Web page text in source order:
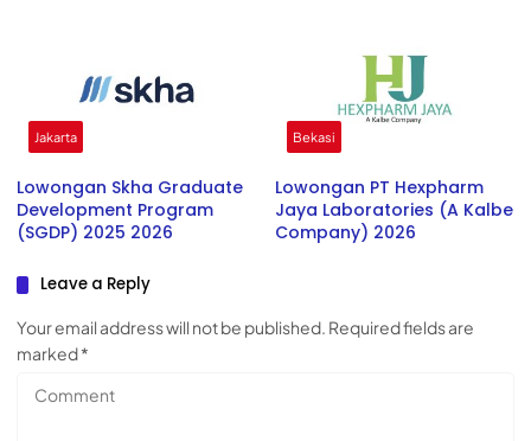
Jakarta
Lowongan Skha Graduate
Development Program
(SGDP) 2025 2026
Bekasi
Lowongan PT Hexpharm
Jaya Laboratories (A Kalbe
Company) 2026
Leave a Reply
Your email address will not be published. Required fields are
marked*